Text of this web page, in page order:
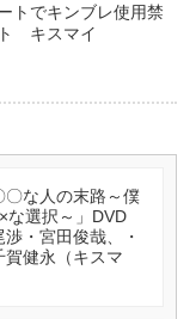
トでキンブレ使用禁
キスマイ
〇な人の末路～僕
な選択～」DVD
・宮田俊哉、・
健永（キスマ